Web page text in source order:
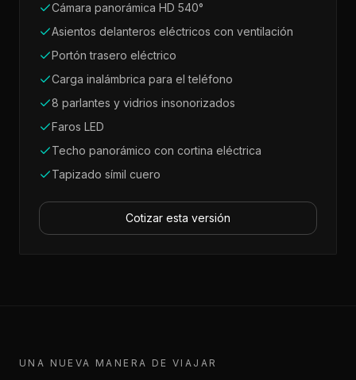
Cámara panorámica HD 540°
Asientos delanteros eléctricos con ventilación
Portón trasero eléctrico
Carga inalámbrica para el teléfono
8 parlantes y vidrios insonorizados
Faros LED
Techo panorámico con cortina eléctrica
Tapizado símil cuero
Cotizar esta versión
UNA NUEVA MANERA DE VIAJAR